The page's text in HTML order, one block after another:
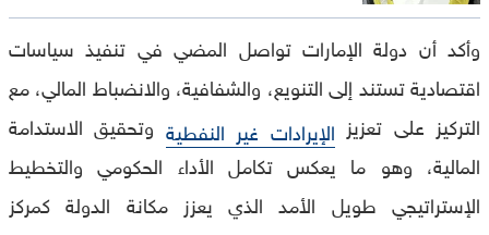
وأكد أن دولة الإمارات تواصل المضي في تنفيذ سياسات
اقتصادية تستند إلى التنويع، والشفافية، والانضباط المالي، مع
التركيز على تعزيز الإيرادات غير النفطية وتحقيق الاستدامة
المالية، وهو ما يعكس تكامل الأداء الحكومي والتخطيط
الإستراتيجي طويل الأمد الذي يعزز مكانة الدولة كمركز